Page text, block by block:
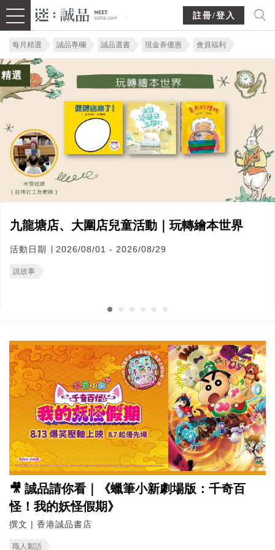
註冊/登入
每月精選 誠品專欄 誠品選書 現金券優惠 會員福利
精選
九龍塘店、大圍店兒童活動｜玩轉繪本世界
活動日期 ∣ 2026/08/01 - 2026/08/29
說故事
🎥 誠品請你看｜《蠟筆小新劇場版：千奇百
怪！我的妖怪假期》
撰文 | 香港誠品書店
職人絮語